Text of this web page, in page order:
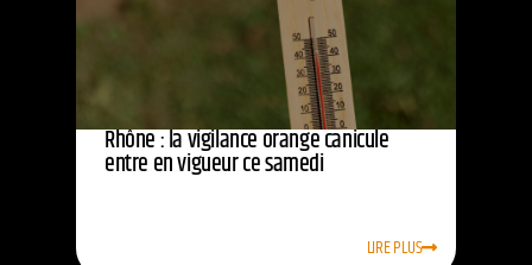
Rhône : la vigilance orange canicule
entre en vigueur ce samedi
LIRE PLUS